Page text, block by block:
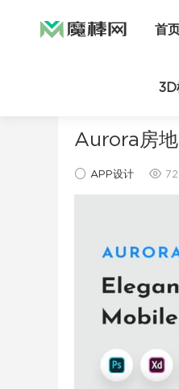
首页
3D
Aurora房
APP设计